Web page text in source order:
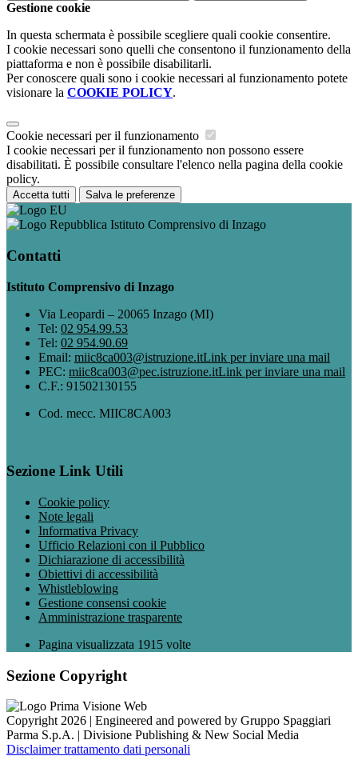
Gestione cookie
In questa schermata è possibile scegliere quali cookie consentire.
I cookie necessari sono quelli che consentono il funzionamento della
piattaforma e non è possibile disabilitarli.
Per conoscere quali sono i cookie necessari al funzionamento potete
visionare la COOKIE POLICY.
Cookie necessari per il funzionamento
I cookie necessari per il funzionamento non possono essere
disabilitati. È possibile consultare l'elenco nella pagina della cookie
policy.
Accetta tutti Salva le preferenze
Istituto Comprensivo di Inzago
Contatti
Istituto Comprensivo di Inzago
Via Leopardi – 20065 Inzago (MI)
Tel: 02 954.99.53
Tel: 02 954.90.69
Email: miic8ca003@istruzione.itLink per inviare una mail
PEC: miic8ca003@pec.istruzione.itLink per inviare una mail
C.F.: 91502130155
Cod. mecc. MIIC8CA003
Sezione Link Utili
Cookie policy
Note legali
Informativa Privacy
Ufficio Relazioni con il Pubblico
Dichiarazione di accessibilità
Obiettivi di accessibilità
Whistleblowing
Gestione consensi cookie
Amministrazione trasparente
Pagina visualizzata 1915 volte
Sezione Copyright
Copyright 2026 | Engineered and powered by Gruppo Spaggiari
Parma S.p.A. | Divisione Publishing & New Social Media
Disclaimer trattamento dati personali